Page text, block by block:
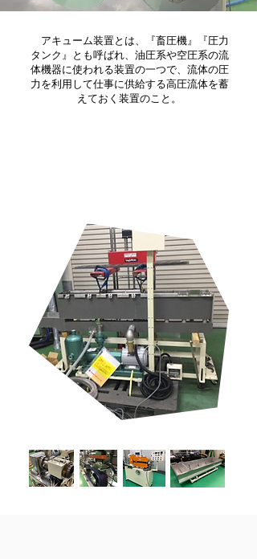
アキューム装置とは、『畜圧機』『圧力
タンク』とも呼ばれ、油圧系や空圧系の流
体機器に使われる装置の一つで、流体の圧
力を利用して仕事に供給する高圧流体を蓄
えておく装置のこと。